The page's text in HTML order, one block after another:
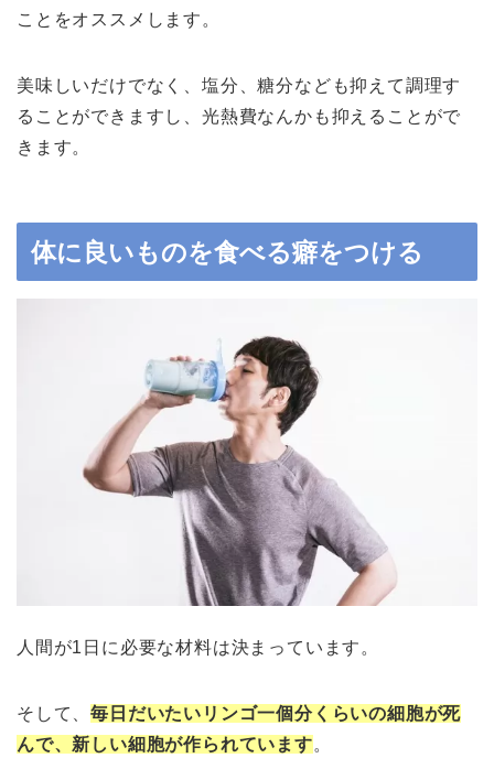
ことをオススメします。
美味しいだけでなく、塩分、糖分なども抑えて調理す
ることができますし、光熱費なんかも抑えることがで
きます。
体に良いものを食べる癖をつける
人間が1日に必要な材料は決まっています。
そして、毎日だいたいリンゴ一個分くらいの細胞が死
んで、新しい細胞が作られています。